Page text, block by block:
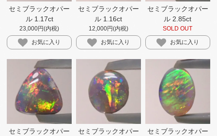
セミブラックオパー
ル 1.17ct
23,000円(内税)
お気に入り
セミブラックオパー
ル 1.16ct
12,000円(内税)
お気に入り
セミブラックオパー
ル 2.85ct
SOLD OUT
お気に入り
セミブラックオパー
セミブラックオパー
セミブラックオパー